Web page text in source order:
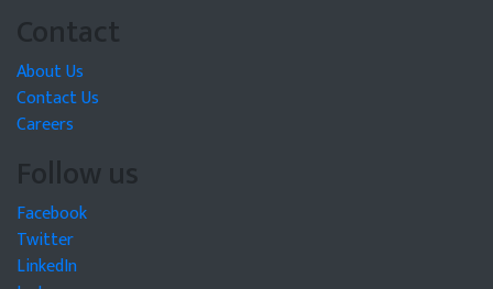
Contact
About Us
Contact Us
Careers
Follow us
Facebook
Twitter
LinkedIn